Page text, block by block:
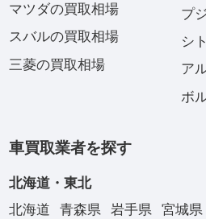
マツダの買取相場
スバルの買取相場
三菱の買取相場
プ
シ
ア
ボ
車買取業者を探す
北海道・東北
北海道
青森県 岩手県 宮城県